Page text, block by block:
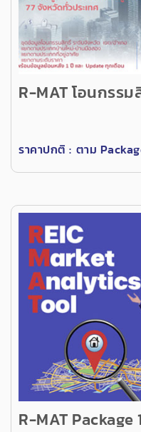
R-MAT โอนกรร
ราคาปกติ : ตาม
R-MAT Package 1